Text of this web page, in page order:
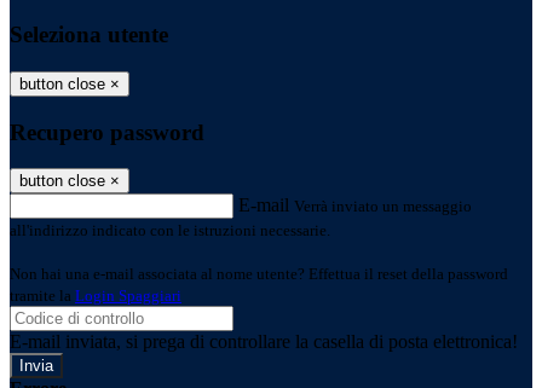
Seleziona utente
button close ×
Recupero password
button close ×
E-mail Verrà inviato un messaggio
all'indirizzo indicato con le istruzioni necessarie.
Non hai una e-mail associata al nome utente? Effettua il reset della password
tramite la Login Spaggiari
E-mail inviata, si prega di controllare la casella di posta elettronica!